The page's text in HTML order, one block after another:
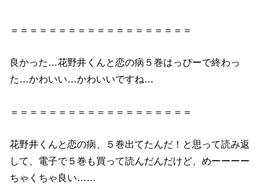
＝＝＝＝＝＝＝＝＝＝＝＝＝＝＝＝＝＝＝
良かった…花野井 くんと恋の病 ５巻はっぴーで終わっ
た…かわいい…かわいいですね…
＝＝＝＝＝＝＝＝＝＝＝＝＝＝＝＝＝＝＝
花野井 くんと恋の病 ５巻出てたんだ！ と 思って読み返
して、電子で５巻 も買って読んだんだけど、めーーーー
ちゃくちゃ良い……